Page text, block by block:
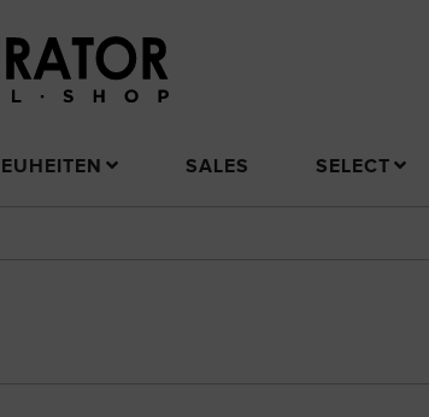
SALES SELECT